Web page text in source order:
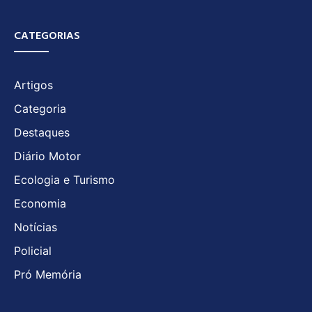
CATEGORIAS
Artigos
Categoria
Destaques
Diário Motor
Ecologia e Turismo
Economia
Notícias
Policial
Pró Memória